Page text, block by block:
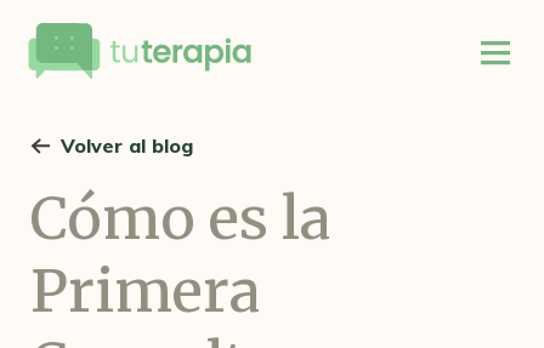
Volver al blog
Cómo es la
Primera